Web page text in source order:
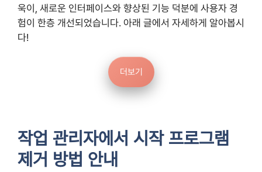
욱이, 새로운 인터페이스와 향상된 기능 덕분에 사용자 경
험이 한층 개선되었습니다. 아래 글에서 자세하게 알아봅시
다!
더보기
작업 관리자에서 시작 프로그램
제거 방법 안내